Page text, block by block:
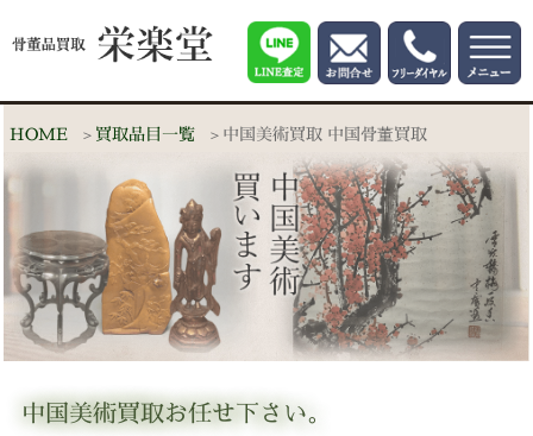
HOME 買取品目一覧 中国美術買取 中国骨董買取
中国美術買取お任せ下さい。